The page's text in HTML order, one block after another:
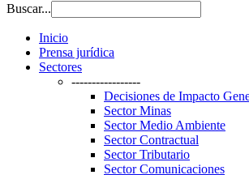
Buscar...
Inicio
Prensa jurídica
Sectores
-----------------
Decisiones de Impacto
Sector Minas
Sector Medio Ambiente
Sector Contractual
Sector Tributario
Sector Comunicaciones